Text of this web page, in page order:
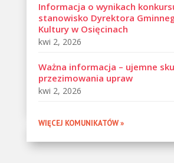
Informacja o wynikach
stanowisko Dyrektora
Kultury w Osięcinach
kwi 2, 2026
Ważna informacja – ujemne
przezimowania upraw
kwi 2, 2026
WIĘCEJ KOMUNIKATÓW »